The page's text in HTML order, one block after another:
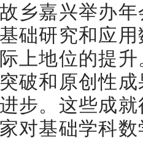
乡嘉兴举办
础研究和应
上地位的提
破和原创性
步。这些成
对基础学科